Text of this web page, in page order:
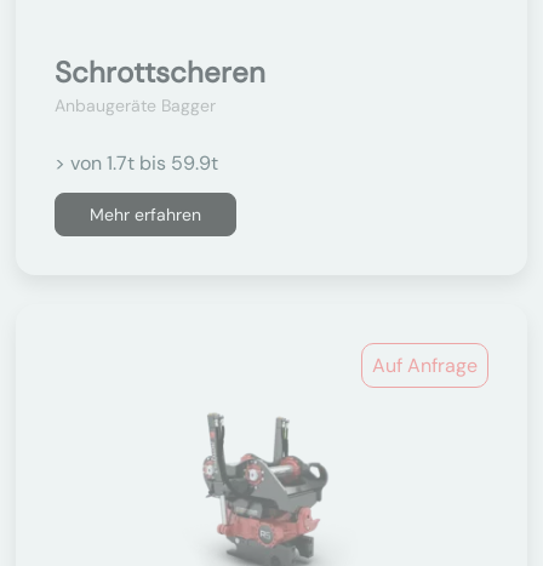
Schrottscheren
Anbaugeräte Bagger
> von 1.7t bis 59.9t
Mehr erfahren
Auf Anfrage